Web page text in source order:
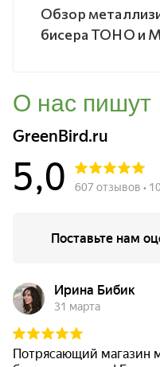
Обзор
бисера TOHO и
О нас пишут